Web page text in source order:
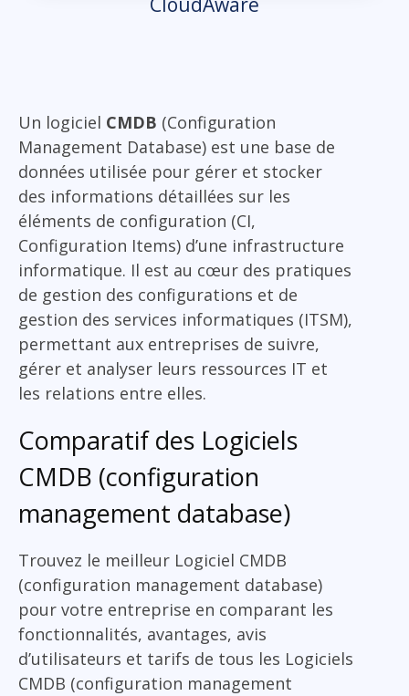
Un logiciel CMDB (Configuration
Management Database) est une base de
données utilisée pour gérer et stocker
des informations détaillées sur les
éléments de configuration (CI,
Configuration Items) d’une infrastructure
informatique. Il est au cœur des pratiques
de gestion des configurations et de
gestion des services informatiques (ITSM),
permettant aux entreprises de suivre,
gérer et analyser leurs ressources IT et
les relations entre elles.
Comparatif des Logiciels
CMDB (configuration
management database)
Trouvez le meilleur Logiciel CMDB
(configuration management database)
pour votre entreprise en comparant les
fonctionnalités, avantages, avis
d’utilisateurs et tarifs de tous les Logiciels
CMDB (configuration management